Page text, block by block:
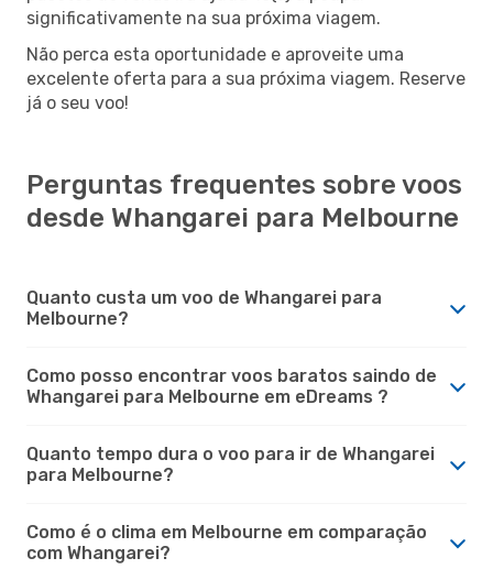
significativamente na sua próxima viagem.
Não perca esta oportunidade e aproveite uma
excelente oferta para a sua próxima viagem. Reserve
já o seu voo!
Perguntas frequentes sobre voos
desde Whangarei para Melbourne
Quanto custa um voo de Whangarei para
Melbourne?
Como posso encontrar voos baratos saindo de
Whangarei para Melbourne em eDreams ?
Quanto tempo dura o voo para ir de Whangarei
para Melbourne?
Como é o clima em Melbourne em comparação
com Whangarei?